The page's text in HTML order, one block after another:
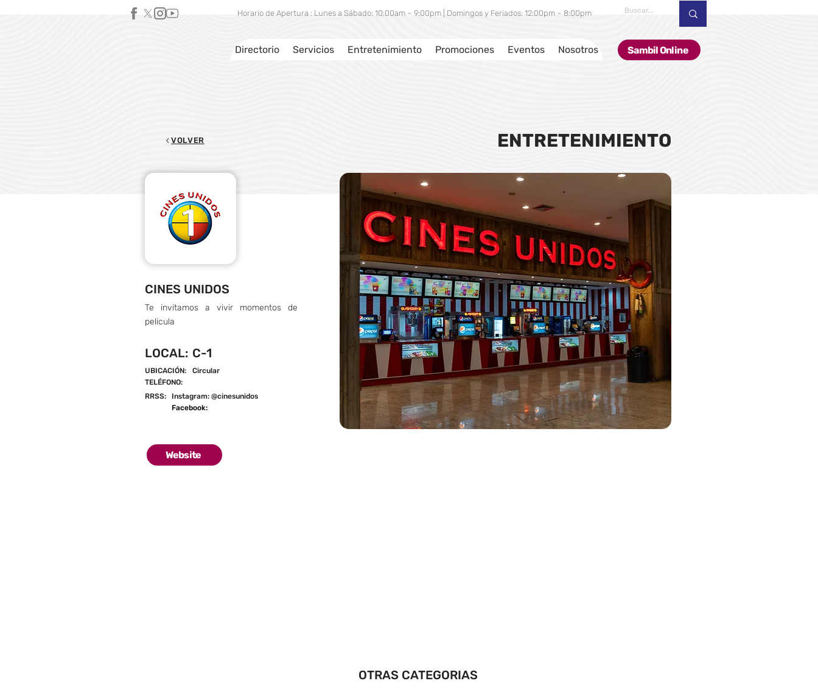
Directorio Servicios Entretenimiento Promociones Eventos Nosotros Sambil Online
Horario de Apertura : Lunes a Sábado: 10:00am – 9:00pm | Domingos y Feriados: 12:00pm – 8:00pm
VOLVER ENTRETENIMIENTO
CINES UNIDOS
Te invitamos a vivir momentos de
pelicula
LOCAL: C-1
UBICACIÓN:
TELÉFONO:
Circular
RRSS:
Instagram: @cinesunidos
Facebook:
Website
OTRAS CATEGORIAS